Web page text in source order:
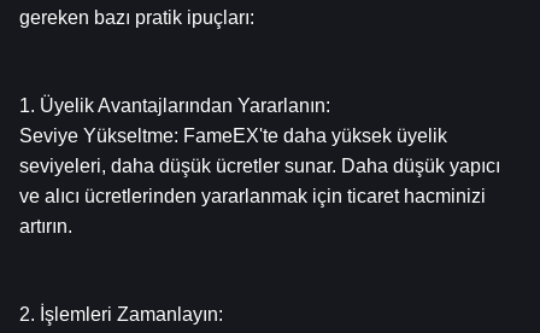
gereken bazı pratik ipuçları:
1. Üyelik Avantajlarından Yararlanın:
Seviye Yükseltme: FameEX'te daha yüksek üyelik
seviyeleri, daha düşük ücretler sunar. Daha düşük yapıcı
ve alıcı ücretlerinden yararlanmak için ticaret hacminizi
artırın.
2. İşlemleri Zamanlayın: